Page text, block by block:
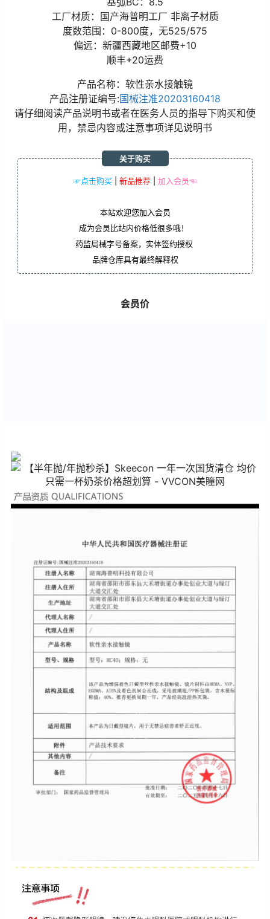
工厂材质：国产海普明工厂 非离子材质
度数范围：0-800度，无525/575
偏远：新疆西藏地区邮费+10
顺丰+20运费
产品名称：软性亲水接触镜
产品注册证编号:国械注准20203160418
请仔细阅读产品说明书或者在医务人员的指导下购买和使
用，禁忌内容或注意事项详见说明书
☞点击购买 新品推荐 加入会员☜
关于购买
本站欢迎您加入会员
成为会员比站内价格低很多哦！
药监局械字号备案，实体签约授权
品牌仓库具有最终解释权
会员价